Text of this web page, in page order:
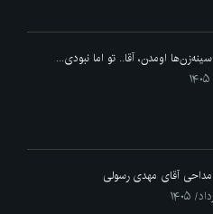
سینه‌زن‌ها اومدن،‌ آقا.. تو اما نبودی...
مداحی آقای مهدی رسولی